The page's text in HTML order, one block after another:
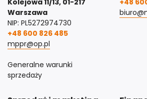
Warszawa
NIP: PL5272974730
+48 600 826 485
mppr@op.pl
Generalne warunki
sprzedaży